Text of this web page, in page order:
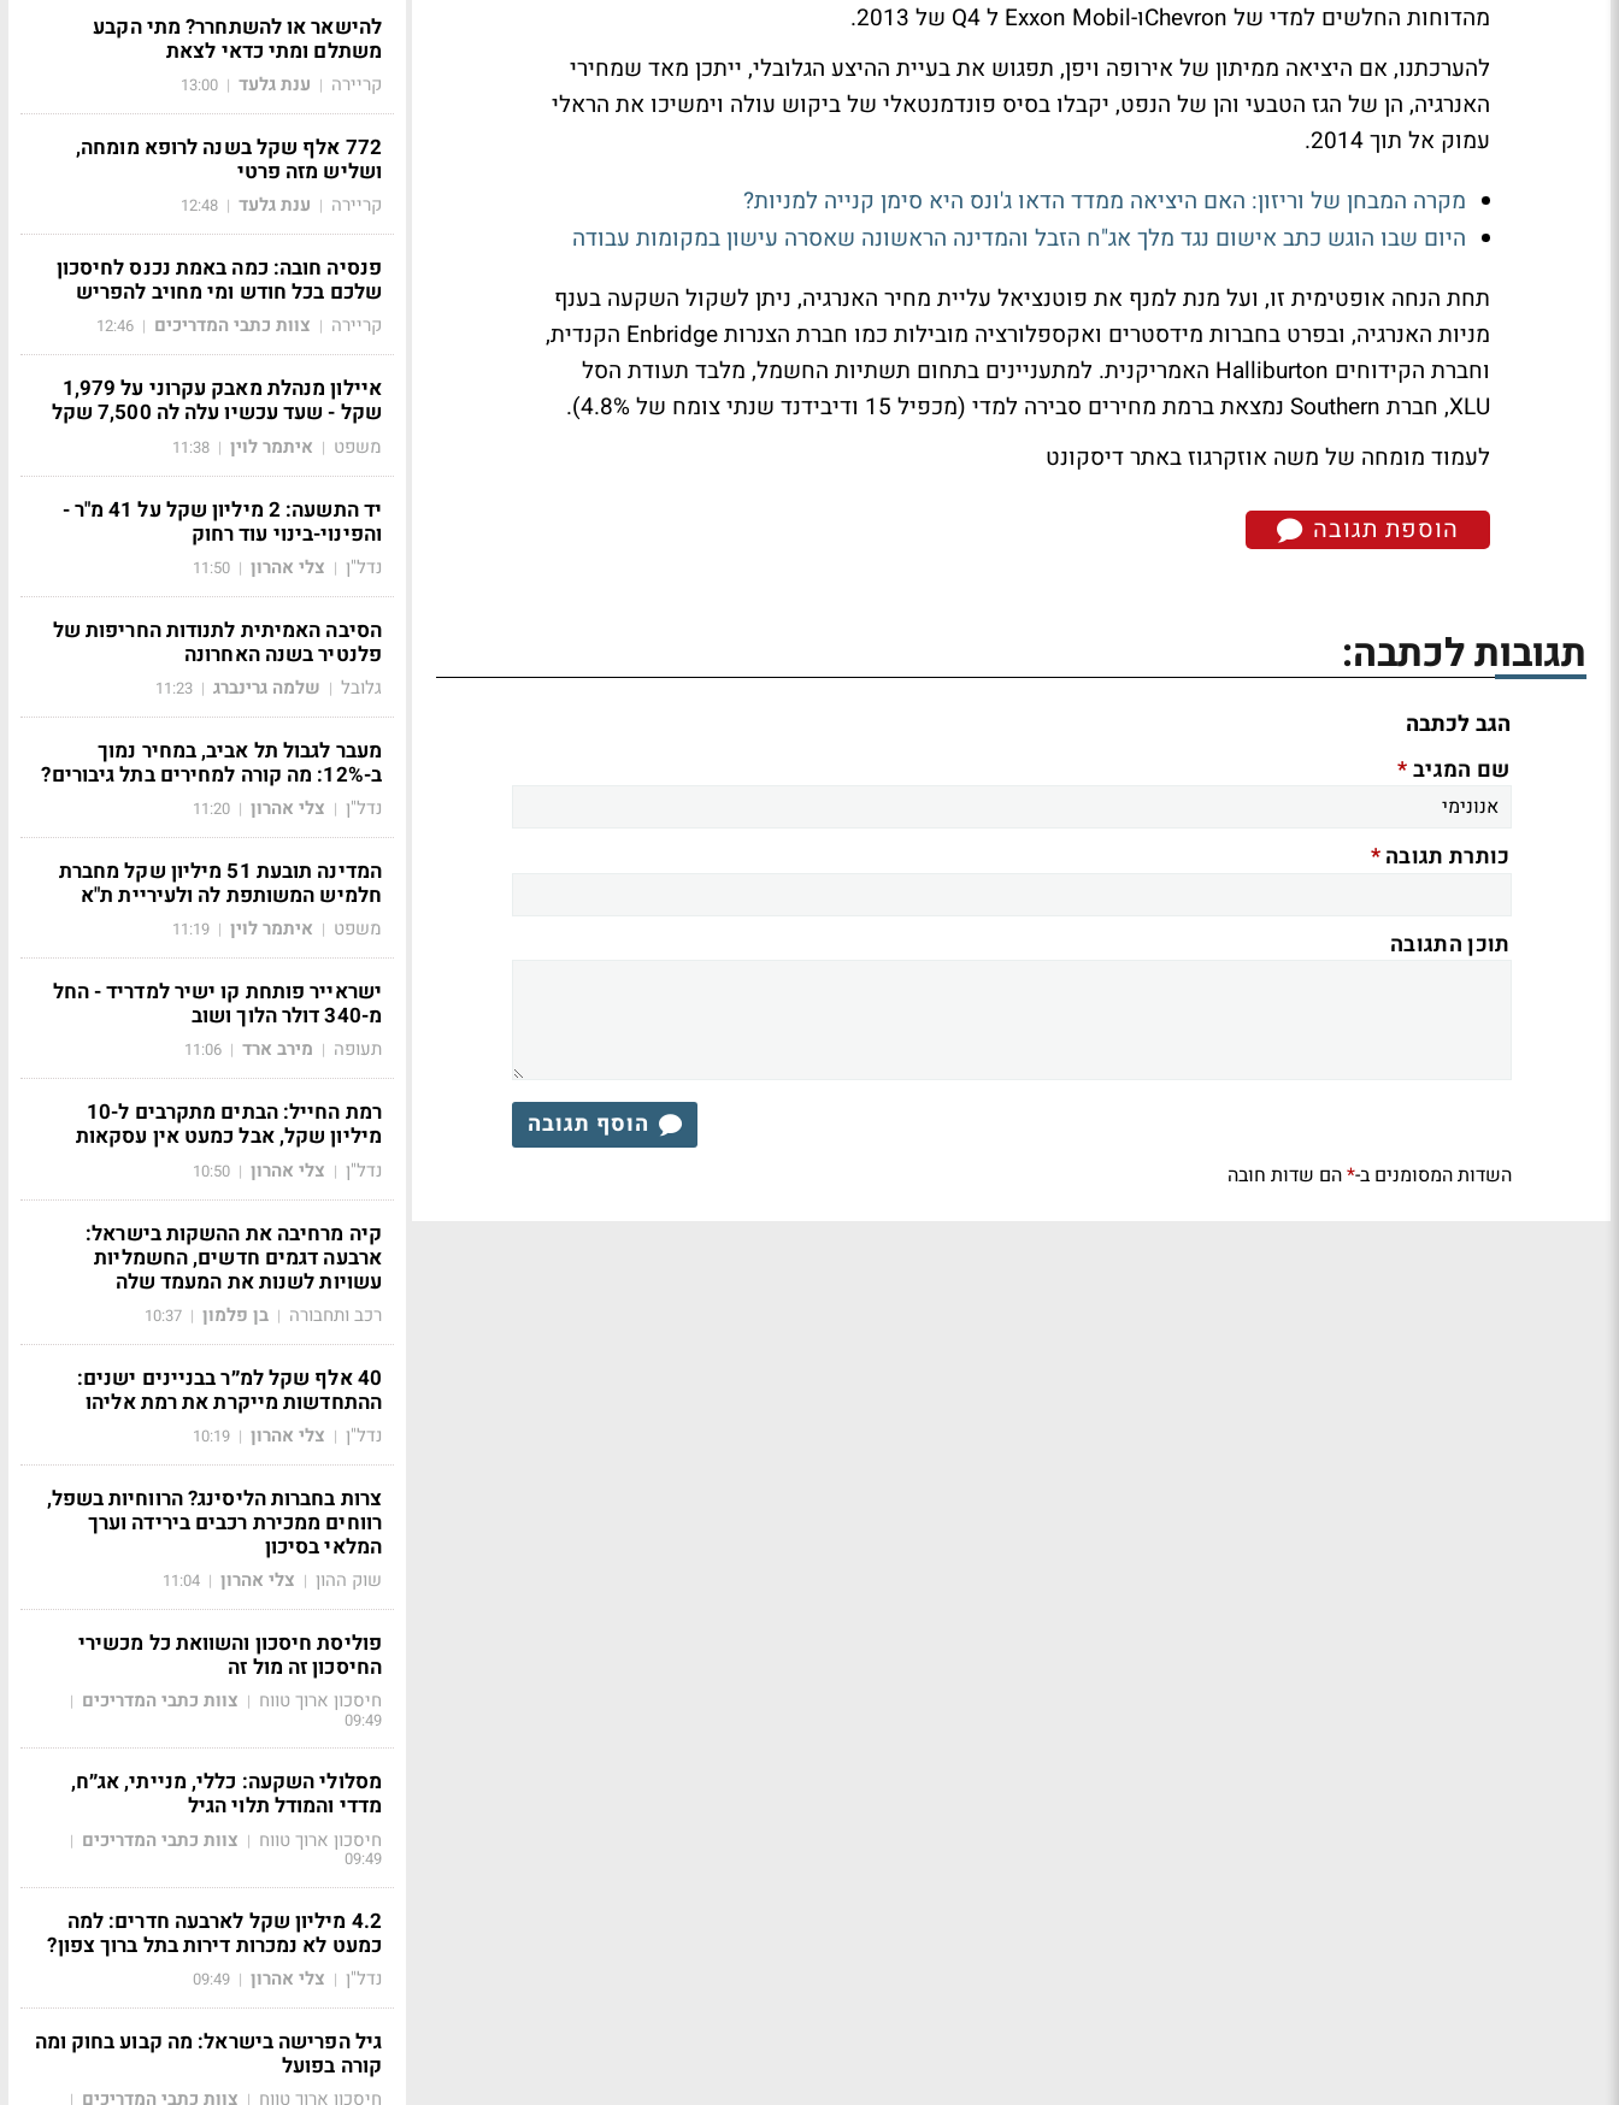
מהדוחות החלשים למדי של Chevronו-Exxon Mobil ל Q4 של 2013.
להערכתנו, אם היציאה ממיתון של אירופה ויפן, תפגוש את בעיית ההיצע הגלובלי, ייתכן מאד שמחירי
האנרגיה, הן של הגז הטבעי והן של הנפט, יקבלו בסיס פונדמנטאלי של ביקוש עולה וימשיכו את הראלי
עמוק אל תוך 2014.
מקרה המבחן של וריזון: האם היציאה ממדד הדאו ג'ונס היא סימן קנייה למניות?
היום שבו הוגש כתב אישום נגד מלך אג"ח הזבל והמדינה הראשונה שאסרה עישון במקומות עבודה
תחת הנחה אופטימית זו, ועל מנת למנף את פוטנציאל עליית מחיר האנרגיה, ניתן לשקול השקעה בענף
מניות האנרגיה, ובפרט בחברות מידסטרים ואקספלורציה מובילות כמו חברת הצנרות Enbridge הקנדית,
וחברת הקידוחים Halliburton האמריקנית. למתעניינים בתחום תשתיות החשמל, מלבד תעודת הסל
XLU, חברת Southern נמצאת ברמת מחירים סבירה למדי (מכפיל 15 ודיבידנד שנתי צומח של 4.8%).
לעמוד מומחה של משה אוזקרגוז באתר דיסקונט
הוספת תגובה
תגובות לכתבה:
הגב לכתבה
שם המגיב*
כותרת תגובה*
תוכן התגובה
הוסף תגובה
השדות המסומנים ב-*הם שדות חובה
להישאר או להשתחרר? מתי הקבע
משתלם ומתי כדאי לצאת
קריירה | ענת גלעד |
13:00
772 אלף שקל בשנה לרופא מומחה,
ושליש מזה פרטי
קריירה | ענת גלעד |
12:48
פנסיה חובה: כמה באמת נכנס לחיסכון
שלכם בכל חודש ומי מחויב להפריש
קריירה | צוות כתבי המדריכים |
12:46
איילון מנהלת מאבק עקרוני על 1,979
שקל - שעד עכשיו עלה לה 7,500 שקל
משפט | איתמר לוין |
11:38
יד התשעה: 2 מיליון שקל על 41 מ"ר -
והפינוי-בינוי עוד רחוק
נדל"ן | צלי אהרון |
11:50
הסיבה האמיתית לתנודות החריפות של
פלנטיר בשנה האחרונה
גלובל | שלמה גרינברג |
11:23
מעבר לגבול תל אביב, במחיר נמוך
ב-12%: מה קורה למחירים בתל גיבורים?
נדל"ן | צלי אהרון |
11:20
המדינה תובעת 51 מיליון שקל מחברת
חלמיש המשותפת לה ולעיריית ת"א
משפט | איתמר לוין |
11:19
ישראייר פותחת קו ישיר למדריד - החל
מ-340 דולר הלוך ושוב
תעופה | מירב ארד |
11:06
רמת החייל: הבתים מתקרבים ל-10
מיליון שקל, אבל כמעט אין עסקאות
נדל"ן | צלי אהרון |
10:50
קיה מרחיבה את ההשקות בישראל:
ארבעה דגמים חדשים, החשמליות
עשויות לשנות את המעמד שלה
רכב ותחבורה | בן פלמון |
10:37
40 אלף שקל למ״ר בבניינים ישנים:
ההתחדשות מייקרת את רמת אליהו
נדל"ן | צלי אהרון |
10:19
צרות בחברות הליסינג? הרווחיות בשפל,
רווחים ממכירת רכבים בירידה וערך
המלאי בסיכון
שוק ההון | צלי אהרון |
11:04
פוליסת חיסכון והשוואת כל מכשירי
החיסכון זה מול זה
חיסכון ארוך טווח | צוות כתבי המדריכים |
09:49
מסלולי השקעה: כללי, מנייתי, אג״ח,
מדדי והמודל תלוי הגיל
חיסכון ארוך טווח | צוות כתבי המדריכים |
09:49
4.2 מיליון שקל לארבעה חדרים: למה
כמעט לא נמכרות דירות בתל ברוך צפון?
נדל"ן | צלי אהרון |
09:49
גיל הפרישה בישראל: מה קבוע בחוק ומה
קורה בפועל
חיסכון ארוך טווח | צוות כתבי המדריכים |